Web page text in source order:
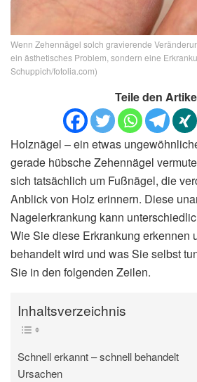
Wenn Zehennägel solch gravierende
ein ästhetisches Problem, sondern eine
Schuppich/fotolia.com)
Teile den
Holznägel – ein etwas
gerade hübsche Zehennägel
sich tatsächlich um Fußnägel, die
Anblick von Holz erinnern. Diese
Nagelerkrankung kann
Wie Sie diese Erkrankung erkennen
behandelt wird und was Sie selbst
Sie in den folgenden Zeilen.
Inhaltsverzeichnis
Schnell erkannt – schnell behandelt
Ursachen